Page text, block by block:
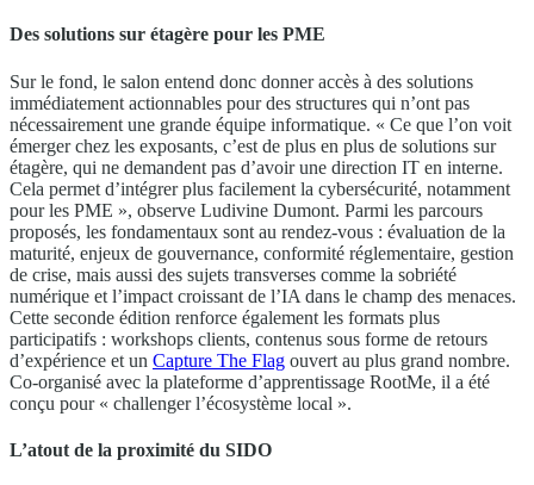
Des solutions sur étagère pour les PME
Sur le fond, le salon entend donc donner accès à des solutions
immédiatement actionnables pour des structures qui n’ont pas
nécessairement une grande équipe informatique. « Ce que l’on voit
émerger chez les exposants, c’est de plus en plus de solutions sur
étagère, qui ne demandent pas d’avoir une direction IT en interne.
Cela permet d’intégrer plus facilement la cybersécurité, notamment
pour les PME », observe Ludivine Dumont. Parmi les parcours
proposés, les fondamentaux sont au rendez-vous : évaluation de la
maturité, enjeux de gouvernance, conformité réglementaire, gestion
de crise, mais aussi des sujets transverses comme la sobriété
numérique et l’impact croissant de l’IA dans le champ des menaces.
Cette seconde édition renforce également les formats plus
participatifs : workshops clients, contenus sous forme de retours
d’expérience et un Capture The Flag ouvert au plus grand nombre.
Co-organisé avec la plateforme d’apprentissage RootMe, il a été
conçu pour « challenger l’écosystème local ».
L’atout de la proximité du SIDO